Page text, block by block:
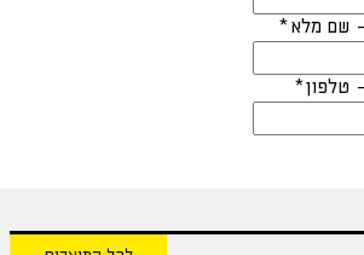
שם מלא*
טלפון*